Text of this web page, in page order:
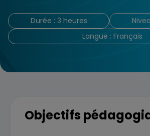
Durée : 3 heures
Langue : Français
Objectifs